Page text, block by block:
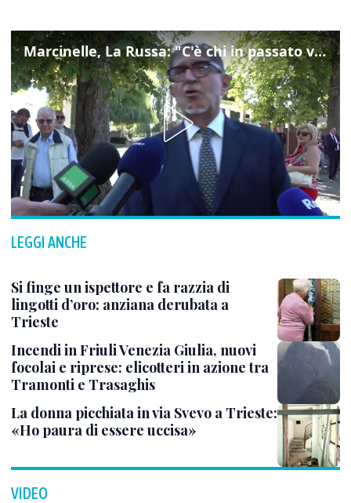
Marcinelle, La Russa: "C'è chi in passato voltava le spalle a Marcinelle"
LEGGI ANCHE
Si finge un ispettore e fa razzia di
lingotti d’oro: anziana derubata a
Trieste
Incendi in Friuli Venezia Giulia, nuovi
focolai e riprese: elicotteri in azione tra
Tramonti e Trasaghis
La donna picchiata in via Svevo a Trieste:
«Ho paura di essere uccisa»
VIDEO